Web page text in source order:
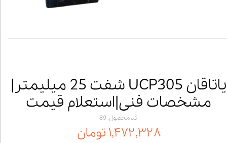
یاتاقان UCP305 شفت 25 میلیمتر|
مشخصات فنی|استعلام قیمت
کد محصول: 89
۱,۴۷۲,۳۲۸ تومان